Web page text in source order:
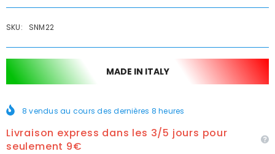
SKU: SNM22
MADE IN ITALY
8 vendus au cours des dernières 8 heures
Livraison express dans les 3/5 jours pour
seulement 9€